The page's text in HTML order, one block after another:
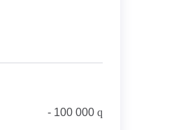
- 100 000 q